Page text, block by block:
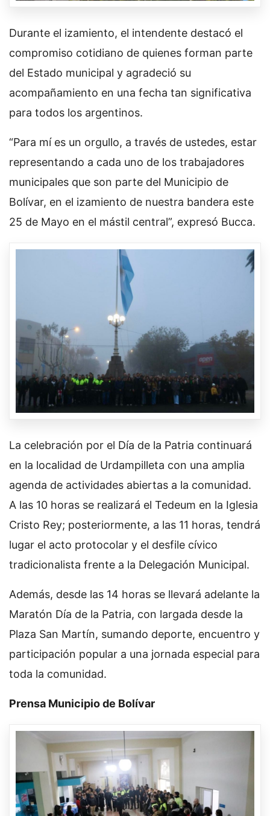
Durante el izamiento, el intendente destacó el
compromiso cotidiano de quienes forman parte
del Estado municipal y agradeció su
acompañamiento en una fecha tan significativa
para todos los argentinos.
“Para mí es un orgullo, a través de ustedes, estar
representando a cada uno de los trabajadores
municipales que son parte del Municipio de
Bolívar, en el izamiento de nuestra bandera este
25 de Mayo en el mástil central”, expresó Bucca.
La celebración por el Día de la Patria continuará
en la localidad de Urdampilleta con una amplia
agenda de actividades abiertas a la comunidad.
A las 10 horas se realizará el Tedeum en la Iglesia
Cristo Rey; posteriormente, a las 11 horas, tendrá
lugar el acto protocolar y el desfile cívico
tradicionalista frente a la Delegación Municipal.
Además, desde las 14 horas se llevará adelante la
Maratón Día de la Patria, con largada desde la
Plaza San Martín, sumando deporte, encuentro y
participación popular a una jornada especial para
toda la comunidad.
Prensa Municipio de Bolívar